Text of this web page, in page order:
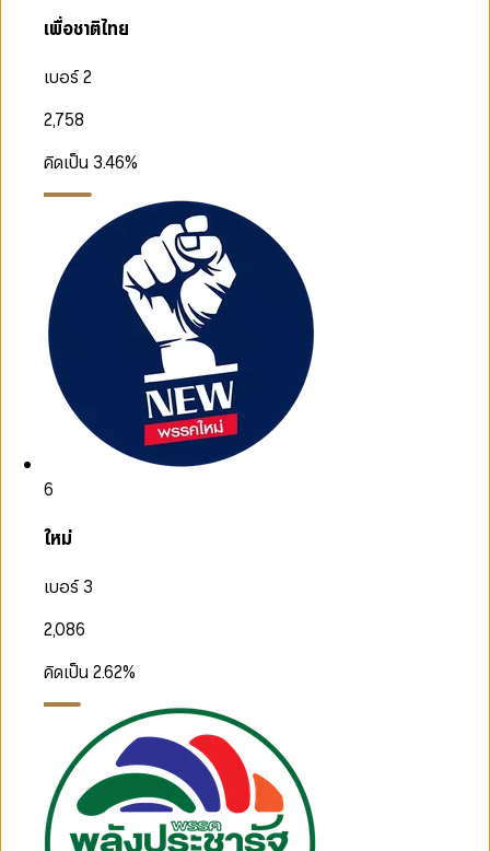
เพื่อชาติไทย
เบอร์ 2
2,758
คิดเป็น 3.46%
6
ใหม่
เบอร์ 3
2,086
คิดเป็น2.62%